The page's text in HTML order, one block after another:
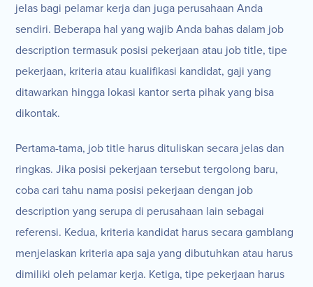
jelas bagi pelamar kerja dan juga perusahaan Anda
sendiri. Beberapa hal yang wajib Anda bahas dalam job
description termasuk posisi pekerjaan atau job title, tipe
pekerjaan, kriteria atau kualifikasi kandidat, gaji yang
ditawarkan hingga lokasi kantor serta pihak yang bisa
dikontak.
Pertama-tama, job title harus dituliskan secara jelas dan
ringkas. Jika posisi pekerjaan tersebut tergolong baru,
coba cari tahu nama posisi pekerjaan dengan job
description yang serupa di perusahaan lain sebagai
referensi. Kedua, kriteria kandidat harus secara gamblang
menjelaskan kriteria apa saja yang dibutuhkan atau harus
dimiliki oleh pelamar kerja. Ketiga, tipe pekerjaan harus